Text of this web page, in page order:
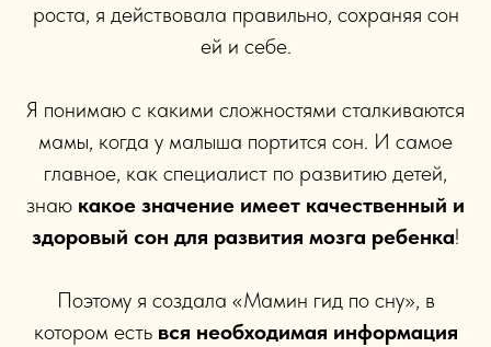
роста, я действовала правильно, сохраняя сон
ей и себе.
Я понимаю с какими сложностями сталкиваются
мамы, когда у малыша портится сон. И самое
главное, как специалист по развитию детей,
знаю какое значение имеет качественный и
здоровый сон для развития мозга ребенка!
Поэтому я создала «Мамин гид по сну», в
котором есть вся необходимая информация